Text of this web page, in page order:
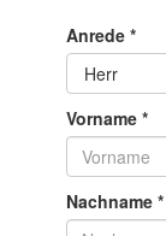
Anrede *
Herr
Vorname *
Nachname *